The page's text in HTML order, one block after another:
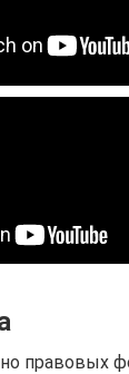
правовых